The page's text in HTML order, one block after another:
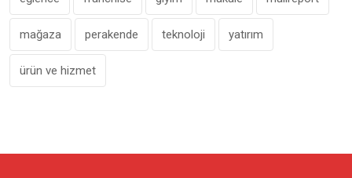
mağaza perakende teknoloji yatırım
ürün ve hizmet